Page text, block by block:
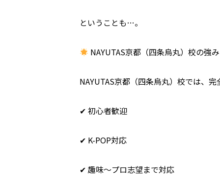
ということも…。
NAYUTAS京都（四条烏丸）校の強み
NAYUTAS京都（四条烏丸）校では、完
✔ 初心者歓迎
✔ K-POP対応
✔ 趣味〜プロ志望まで対応